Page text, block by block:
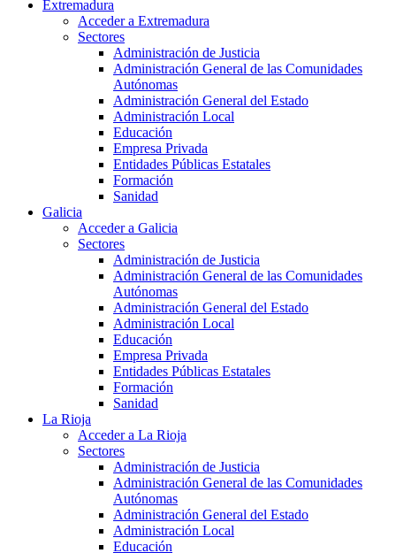
Extremadura
Acceder a Extremadura
Sectores
Administración de Justicia
Administración General de las Comunidades
Autónomas
Administración General del Estado
Administración Local
Educación
Empresa Privada
Entidades Públicas Estatales
Formación
Sanidad
Galicia
Acceder a Galicia
Sectores
Administración de Justicia
Administración General de las Comunidades
Autónomas
Administración General del Estado
Administración Local
Educación
Empresa Privada
Entidades Públicas Estatales
Formación
Sanidad
La Rioja
Acceder a La Rioja
Sectores
Administración de Justicia
Administración General de las Comunidades
Autónomas
Administración General del Estado
Administración Local
Educación